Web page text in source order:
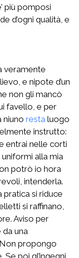
più pomposi
d’ogni qualità, e
veramente
e nipote d’un
non gli mancò
favello, e per
niuno resta luogo
instrutto:
entrai nelle corti
uniformi alla mia
potrò io hora
intenderla.
pratica si riduce
si raffinano,
Aviso per
una
propongo
poi gl’ingegni